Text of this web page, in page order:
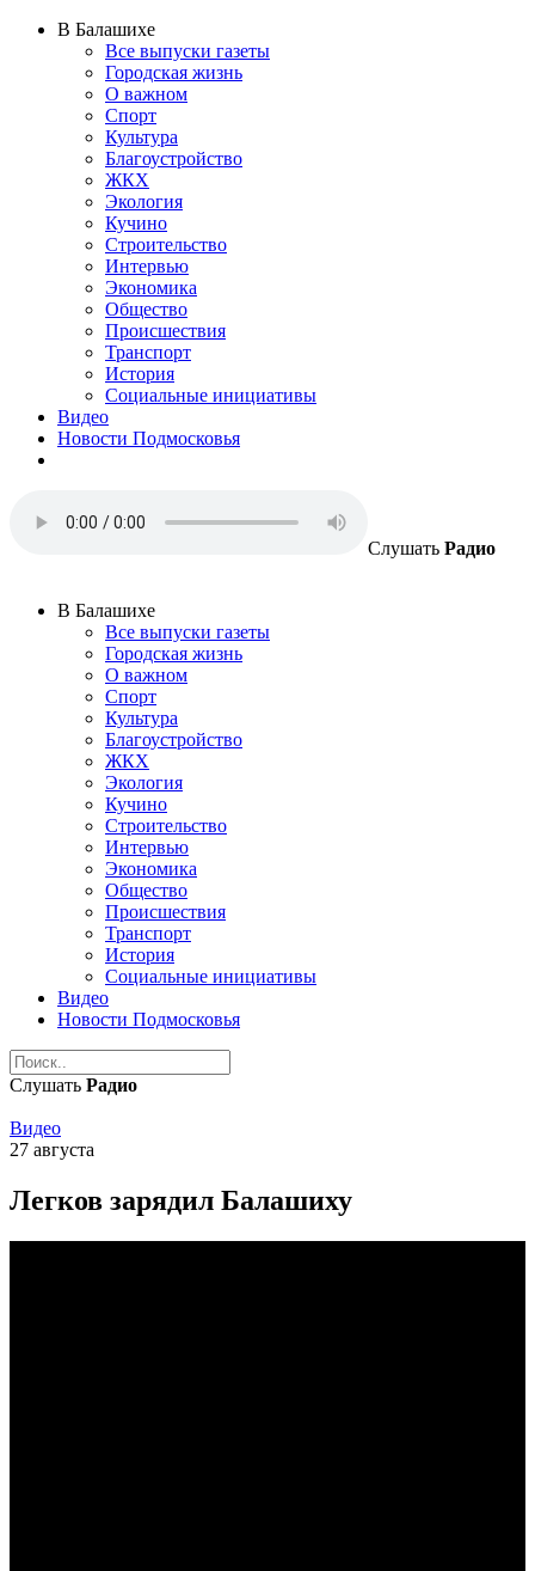
В Балашихе
Все выпуски газеты
Городская жизнь
О важном
Спорт
Культура
Благоустройство
ЖКХ
Экология
Кучино
Строительство
Интервью
Экономика
Общество
Происшествия
Транспорт
История
Социальные инициативы
Видео
Новости Подмосковья
Слушать Радио
В Балашихе
Все выпуски газеты
Городская жизнь
О важном
Спорт
Культура
Благоустройство
ЖКХ
Экология
Кучино
Строительство
Интервью
Экономика
Общество
Происшествия
Транспорт
История
Социальные инициативы
Видео
Новости Подмосковья
Слушать Радио
Видео
27 августа
Легков зарядил Балашиху